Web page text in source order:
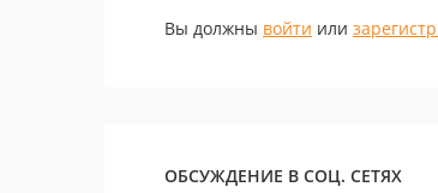
Вы должны войти или
ОБСУЖДЕНИЕ В СОЦ. СЕТЯХ